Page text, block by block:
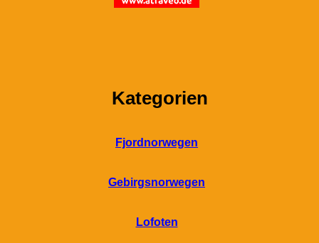
Kategorien
Fjordnorwegen
Gebirgsnorwegen
Lofoten